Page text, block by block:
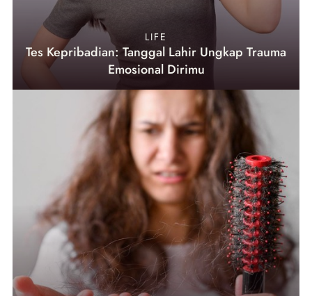
LIFE
Tes Kepribadian: Tanggal Lahir Ungkap Trauma
Emosional Dirimu